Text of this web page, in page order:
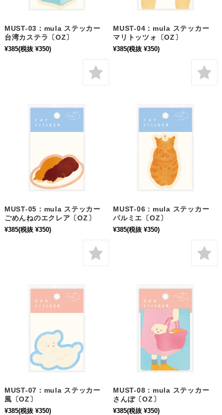
MUST-03：mula ステッカー
台湾カステラ〔OZ〕
¥385(税抜 ¥350)
MUST-04：mula ステッカー
マリトッツォ〔OZ〕
¥385(税抜 ¥350)
MUST-05：mula ステッカー
ごめんねのエクレア〔OZ〕
¥385(税抜 ¥350)
MUST-06：mula ステッカー
パルミエ〔OZ〕
¥385(税抜 ¥350)
MUST-07：mula ステッカー
風〔OZ〕
¥385(税抜 ¥350)
MUST-08：mula ステッカー
さんぽ〔OZ〕
¥385(税抜 ¥350)